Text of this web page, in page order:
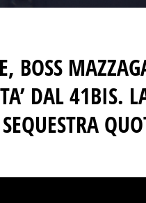
, BOSS
DAL 41BIS.